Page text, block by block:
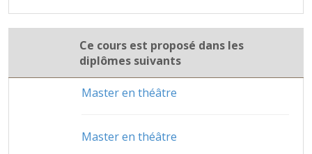
Ce cours est proposé dans les
diplômes suivants
Master en théâtre
Master en théâtre